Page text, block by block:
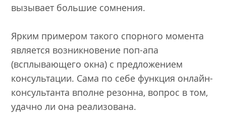
вызывает большие сомнения.
Ярким примером такого спорного момента
является возникновение поп-апа
(всплывающего окна) с предложением
консультации. Сама по себе функция онлайн-
консультанта вполне резонна, вопрос в том,
удачно ли она реализована.